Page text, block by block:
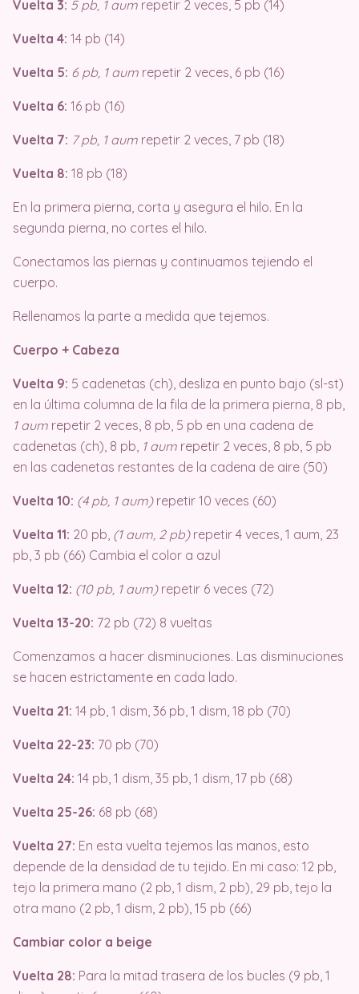
Vuelta 3: 5 pb, 1 aum repetir 2 veces, 5 pb (14)
Vuelta 4: 14 pb (14)
Vuelta 5: 6 pb, 1 aum repetir 2 veces, 6 pb (16)
Vuelta 6: 16 pb (16)
Vuelta 7: 7 pb, 1 aum repetir 2 veces, 7 pb (18)
Vuelta 8: 18 pb (18)
En la primera pierna, corta y asegura el hilo. En la
segunda pierna, no cortes el hilo.
Conectamos las piernas y continuamos tejiendo el
cuerpo.
Rellenamos la parte a medida que tejemos.
Cuerpo + Cabeza
Vuelta 9: 5 cadenetas (ch), desliza en punto bajo (sl-st)
en la última columna de la fila de la primera pierna, 8 pb,
1 aum repetir 2 veces, 8 pb, 5 pb en una cadena de
cadenetas (ch), 8 pb, 1 aum repetir 2 veces, 8 pb, 5 pb
en las cadenetas restantes de la cadena de aire (50)
Vuelta 10: (4 pb, 1 aum)repetir 10 veces (60)
Vuelta 11: 20 pb, (1 aum, 2 pb)repetir 4 veces, 1 aum, 23
pb, 3 pb (66) Cambia el color a azul
Vuelta 12: (10 pb, 1 aum)repetir 6 veces (72)
Vuelta 13-20: 72 pb (72) 8 vueltas
Comenzamos a hacer disminuciones. Las disminuciones
se hacen estrictamente en cada lado.
Vuelta 21: 14 pb, 1 dism, 36 pb, 1 dism, 18 pb (70)
Vuelta 22-23: 70 pb (70)
Vuelta 24: 14 pb, 1 dism, 35 pb, 1 dism, 17 pb (68)
Vuelta 25-26: 68 pb (68)
Vuelta 27: En esta vuelta tejemos las manos, esto
depende de la densidad de tu tejido. En mi caso: 12 pb,
tejo la primera mano (2 pb, 1 dism, 2 pb), 29 pb, tejo la
otra mano (2 pb, 1 dism, 2 pb), 15 pb (66)
Cambiar color a beige
Vuelta 28: Para la mitad trasera de los bucles (9 pb, 1